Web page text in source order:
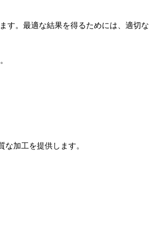
す。最適な結果を得るためには、適切
加工を提供します。